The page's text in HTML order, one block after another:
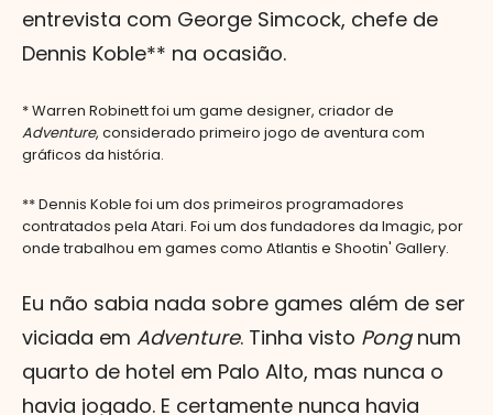
entrevista com George Simcock, chefe de
Dennis Koble** na ocasião.
* Warren Robinett foi um game designer, criador de
Adventure, considerado primeiro jogo de aventura com
gráficos da história.
** Dennis Koble foi um dos primeiros programadores
contratados pela Atari. Foi um dos fundadores da Imagic, por
onde trabalhou em games como Atlantis e Shootin' Gallery.
Eu não sabia nada sobre games além de ser
viciada em Adventure. Tinha visto Pongnum
quarto de hotel em Palo Alto, mas nunca o
havia jogado. E certamente nunca havia